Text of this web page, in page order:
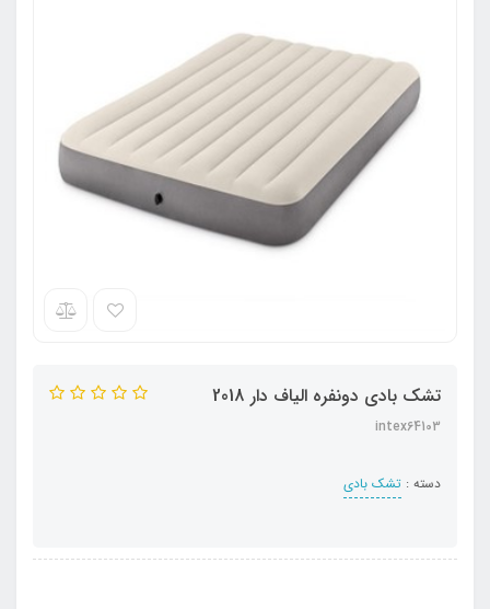
تشک بادی دونفره الیاف دار 2018
intex64103
دسته : تشک بادی